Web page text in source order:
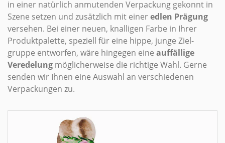
in einer natürlich anmutenden Verpackung gekonnt in
Szene setzen und zusätzlich mit eineredlen Prägung
versehen. Bei einer neuen, knalligen Farbe in Ihrer
Produktpalette, speziell für eine hippe, junge Ziel­
gruppe entworfen, wäre hingegen eine auffällige
Veredelung möglicher­weise die richtige Wahl. Gerne
senden wir Ihnen eine Auswahl an verschiedenen
Verpackungen zu.